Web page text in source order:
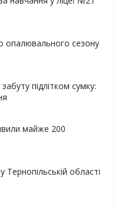
опалювального сезону
підлітком сумку:
майже 200
Тернопільській області